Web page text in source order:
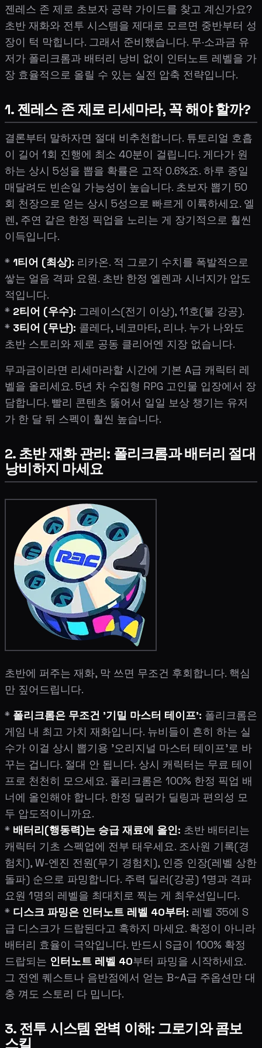
젠레스 존 제로 초보자 공략 가이드를 찾고 계신가요?
초반 재화와 전투 시스템을 제대로 모르면 중반부터 성
장이 턱 막힙니다. 그래서 준비했습니다. 무·소과금 유
저가 폴리크롬과 배터리 낭비 없이 인터노트 레벨을 가
장 효율적으로 올릴 수 있는 실전 압축 전략입니다.
1. 젠레스 존 제로 리세마라, 꼭 해야 할까?
결론부터 말하자면 절대 비추천합니다. 튜토리얼 호흡
이 길어 1회 진행에 최소 40분이 걸립니다. 게다가 원
하는 상시 5성을 뽑을 확률은 고작 0.6%죠. 하루 종일
매달려도 빈손일 가능성이 높습니다. 초보자 뽑기 50
회 천장으로 얻는 상시 5성으로 빠르게 이륙하세요. 엘
렌, 주연 같은 한정 픽업을 노리는 게 장기적으로 훨씬
이득입니다.
* 1티어 (최상): 리카온. 적 그로기 수치를 폭발적으로
쌓는 얼음 격파 요원. 초반 한정 엘렌과 시너지가 압도
적입니다.
* 2티어 (우수): 그레이스(전기 이상), 11호(불 강공).
* 3티어 (무난): 콜레다, 네코마타, 리나. 누가 나와도
초반 스토리와 제로 공동 클리어엔 지장 없습니다.
무과금이라면 리세마라할 시간에 기본 A급 캐릭터 레
벨을 올리세요. 5년 차 수집형 RPG 고인물 입장에서 장
담합니다. 빨리 콘텐츠 뚫어서 일일 보상 챙기는 유저
가 한 달 뒤 스펙이 훨씬 높습니다.
2. 초반 재화 관리: 폴리크롬과 배터리 절대
낭비하지 마세요
초반에 퍼주는 재화, 막 쓰면 무조건 후회합니다. 핵심
만 짚어드립니다.
* 폴리크롬은 무조건 '기밀 마스터 테이프': 폴리크롬은
게임 내 최고 가치 재화입니다. 뉴비들이 흔히 하는 실
수가 이걸 상시 뽑기용 '오리지널 마스터 테이프'로 바
꾸는 겁니다. 절대 안 됩니다. 상시 캐릭터는 무료 테이
프로 천천히 모으세요. 폴리크롬은 100% 한정 픽업 배
너에 올인해야 합니다. 한정 딜러가 딜링과 편의성 모
두 압도적이니까요.
* 배터리(행동력)는 승급 재료에 올인: 초반 배터리는
캐릭터 기초 스펙업에 전부 태우세요. 조사원 기록(경
험치), W-엔진 전원(무기 경험치), 인증 인장(레벨 상한
돌파) 순으로 파밍합니다. 주력 딜러(강공) 1명과 격파
요원 1명의 레벨을 최대치로 찍는 게 최우선입니다.
* 디스크 파밍은 인터노트 레벨 40부터: 레벨 35에 S
급 디스크가 드랍된다고 혹하지 마세요. 확정이 아니라
배터리 효율이 극악입니다. 반드시 S급이 100% 확정
드랍되는 인터노트 레벨 40부터 파밍을 시작하세요.
그 전엔 퀘스트나 음반점에서 얻는 B~A급 주옵션만 대
충 껴도 스토리 다 밉니다.
3. 전투 시스템 완벽 이해: 그로기와 콤보
스킬